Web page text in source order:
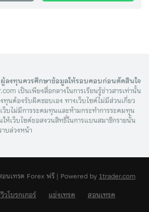
ผู้ลงทุนควรศึกษาข้อมูลให้รอบคอบก่อนตัดสินใจ
เป็นเพียงสื่อกลางในการเรียนรู้ข่าวสารเท่านั้น
ทุนต้องรับผิดชอบเอง ทางเว็บไซต์ไม่มีส่วนเกี่ยว
ว็บไม่มีการระดมทุนและห้ามกระทำการระดมทุน
ห้เว็บไซต์ขอสงวนสิทธิ์ในการแบนสมาชิกรายนั้น
บล่วงหน้า
นเทรด Forex ฟรี | Powered by 1trader.com
วโบรกเกอร์ แข่งเทรด สอนเทรด